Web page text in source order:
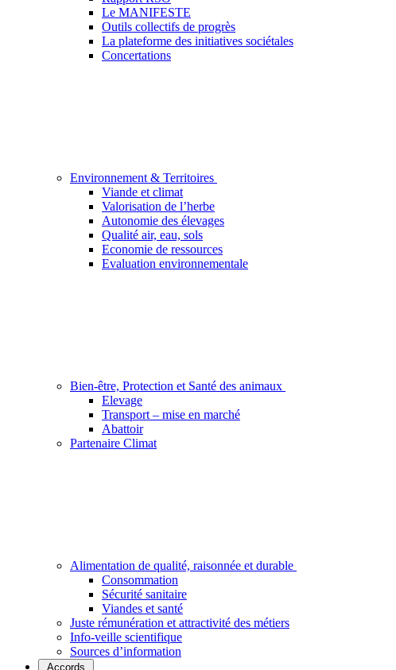
Le MANIFESTE
Outils collectifs de progrès
La plateforme des initiatives sociétales
Concertations
Environnement & Territoires
Viande et climat
Valorisation de l’herbe
Autonomie des élevages
Qualité air, eau, sols
Economie de ressources
Evaluation environnementale
Bien-être, Protection et Santé des animaux
Elevage
Transport – mise en marché
Abattoir
Partenaire Climat
Alimentation de qualité, raisonnée et durable
Consommation
Sécurité sanitaire
Viandes et santé
Juste rémunération et attractivité des métiers
Info-veille scientifique
Sources d’information
Accords